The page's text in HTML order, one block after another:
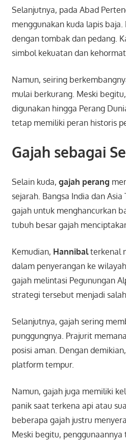
Selanjutnya, pada Abad
menggunakan kuda lapis
dengan tombak dan pedang.
simbol kekuatan dan
Namun, seiring
mulai berkurang. Meski
digunakan hingga Perang
tetap memiliki peran historis
Gajah sebagai
Selain kuda, gajah perang
sejarah. Bangsa India dan
gajah untuk menghancurkan
tubuh besar gajah
Kemudian, Hannibalterkenal
dalam penyerangan ke
gajah melintasi Pegunungan
strategi tersebut menjadi
Selanjutnya, gajah sering
punggungnya. Prajurit
posisi aman. Dengan
platform tempur.
Namun, gajah juga memiliki
panik saat terkena api atau
beberapa gajah justru
Meski begitu,